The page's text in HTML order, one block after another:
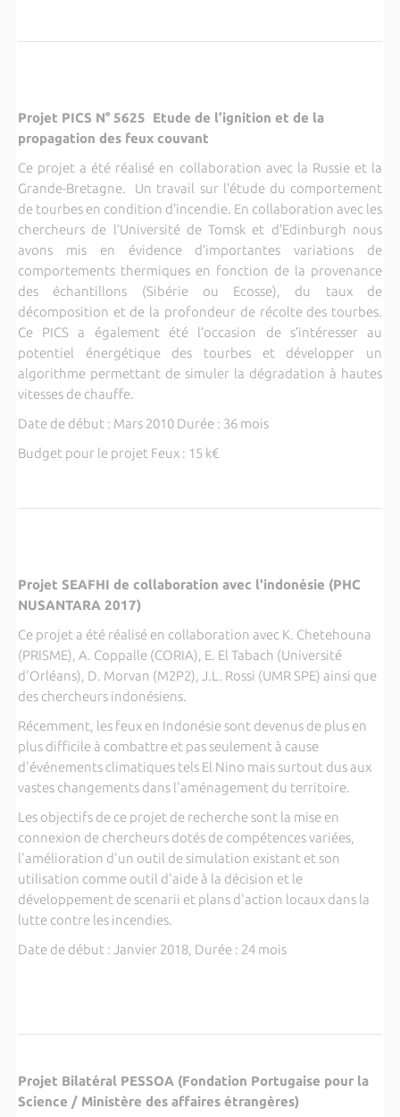
Projet PICS N° 5625 Etude de l’ignition et de la
propagation des feux couvant
Ce projet a été réalisé en collaboration avec la Russie et la
Grande-Bretagne. Un travail sur l’étude du comportement
de tourbes en condition d’incendie. En collaboration avec les
chercheurs de l’Université de Tomsk et d’Edinburgh nous
avons mis en évidence d’importantes variations de
comportements thermiques en fonction de la provenance
des échantillons (Sibérie ou Ecosse), du taux de
décomposition et de la profondeur de récolte des tourbes.
Ce PICS a également été l’occasion de s’intéresser au
potentiel énergétique des tourbes et développer un
algorithme permettant de simuler la dégradation à hautes
vitesses de chauffe.
Date de début : Mars 2010 Durée : 36 mois
Budget pour le projet Feux : 15 k€
Projet SEAFHI de collaboration avec l'indonésie (PHC
NUSANTARA 2017)
Ce projet a été réalisé en collaboration avec K. Chetehouna
(PRISME), A. Coppalle (CORIA), E. El Tabach (Université
d'Orléans), D. Morvan (M2P2), J.L. Rossi (UMR SPE) ainsi que
des chercheurs indonésiens.
Récemment, les feux en Indonésie sont devenus de plus en
plus difficile à combattre et pas seulement à cause
d'événements climatiques tels El Nino mais surtout dus aux
vastes changements dans l'aménagement du territoire.
Les objectifs de ce projet de recherche sont la mise en
connexion de chercheurs dotés de compétences variées,
l'amélioration d'un outil de simulation existant et son
utilisation comme outil d'aide à la décision et le
développement de scenarii et plans d'action locaux dans la
lutte contre les incendies.
Date de début : Janvier 2018, Durée : 24 mois
Projet Bilatéral PESSOA (Fondation Portugaise pour la
Science / Ministère des affaires étrangères)